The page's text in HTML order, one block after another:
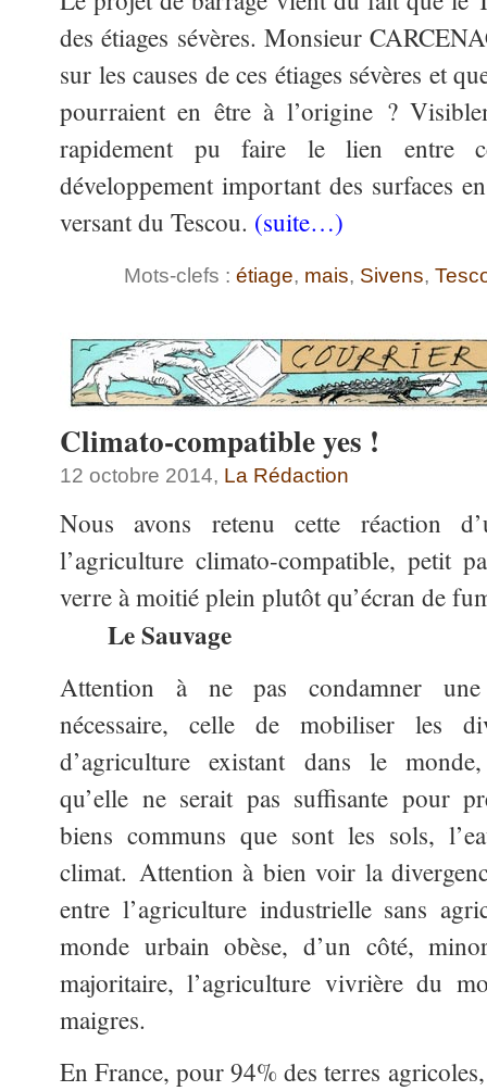
des étiages sévères. Monsieur
sur les causes de ces étiages sévères et
pourraient en être à l’origine ?
rapidement pu faire le lien entre
développement important des surfaces
versant du Tescou. (suite…)
Mots-clefs : étiage, mais, Sivens,
Climato-compatible yes !
12 octobre 2014, La Rédaction
Nous avons retenu cette réaction
l’agriculture climato-compatible, petit
verre àmoitié plein plutôt qu’écran
Le Sauvage
Attention à ne pas condamner
nécessaire, celle de mobiliser les
d’agriculture existant dans le
qu’elle ne serait pas suffisante pour
biens communs que sont les sols,
climat. Attention à bien voir la
entre l’agriculture industrielle sans
monde urbain obèse, d’un côté,
majoritaire, l’agriculture vivrière du
maigres.
En France, pour 94% des terres